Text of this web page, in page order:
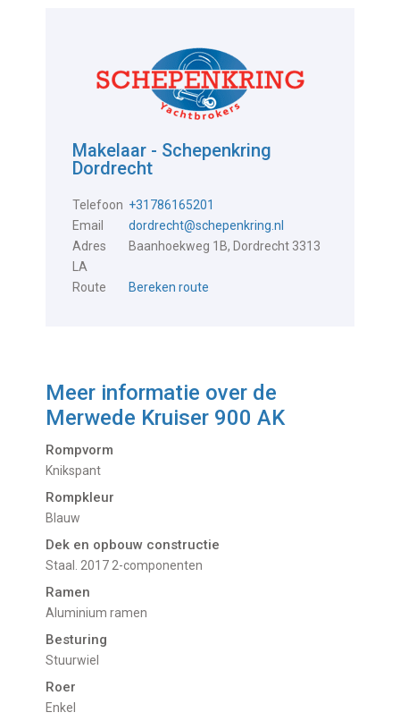
Makelaar - Schepenkring
Dordrecht
Telefoon +31786165201
Email
dordrecht@schepenkring.nl
Adres
Baanhoekweg 1B, Dordrecht 3313
LA
Route
Bereken route
Meer informatie over de
Merwede Kruiser 900 AK
Rompvorm
Knikspant
Rompkleur
Blauw
Dek en opbouw constructie
Staal. 2017 2-componenten
Ramen
Aluminium ramen
Besturing
Stuurwiel
Roer
Enkel